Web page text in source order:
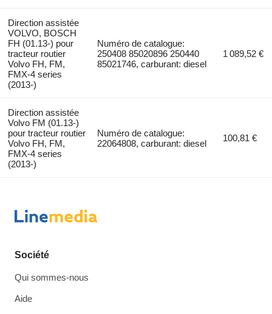
Direction assistée
VOLVO, BOSCH
FH (01.13-) pour
tracteur routier
Volvo FH, FM,
FMX-4 series
(2013-)
Numéro de catalogue:
250408 85020896 250440
85021746, carburant: diesel
1 089,52 €
Direction assistée
Volvo FM (01.13-)
pour tracteur routier
Volvo FH, FM,
FMX-4 series
(2013-)
Numéro de catalogue:
22064808, carburant: diesel
100,81 €
Société
Qui sommes-nous
Aide